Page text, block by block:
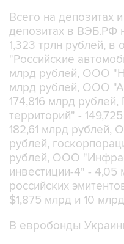
Всего на депозитах
депозитах в ВЭБ.РФ
1,323 трлн рублей, в
"Российские
млрд рублей, ООО
млрд рублей, ООО
174,816 млрд
территорий" -
182,61 млрд рублей,
рублей,
рублей, ООО
инвестиции-4" - 4,05
российских
$1,875 млрд и 10
В евробонды